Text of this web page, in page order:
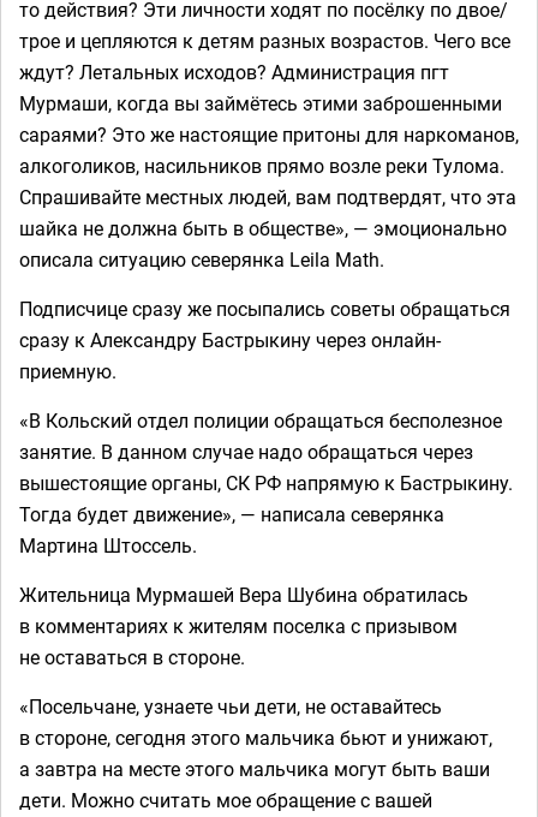
то действия? Эти личности ходят по посёлку по двое/
трое и цепляются к детям разных возрастов. Чего все
ждут? Летальных исходов? Администрация пгт
Мурмаши, когда вы займётесь этими заброшенными
сараями? Это же настоящие притоны для наркоманов,
алкоголиков, насильников прямо возле реки Тулома.
Спрашивайте местных людей, вам подтвердят, что эта
шайка не должна быть в обществе», — эмоционально
описала ситуацию северянка Leila Math.
Подписчице сразу же посыпались советы обращаться
сразу к Александру Бастрыкину через онлайн-
приемную.
«В Кольский отдел полиции обращаться бесполезное
занятие. В данном случае надо обращаться через
вышестоящие органы, СК РФ напрямую к Бастрыкину.
Тогда будет движение», — написала северянка
Мартина Штоссель.
Жительница Мурмашей Вера Шубина обратилась
в комментариях к жителям поселка с призывом
не оставаться в стороне.
«Посельчане, узнаете чьи дети, не оставайтесь
в стороне, сегодня этого мальчика бьют и унижают,
а завтра на месте этого мальчика могут быть ваши
дети. Можно считать мое обращение с вашей